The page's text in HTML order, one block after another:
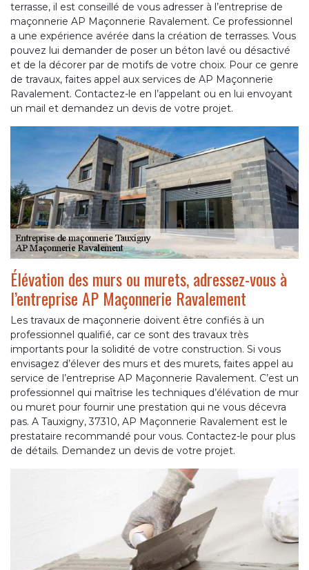
terrasse, il est conseillé de vous adresser à l’entreprise de
maçonnerie AP Maçonnerie Ravalement. Ce professionnel
a une expérience avérée dans la création de terrasses. Vous
pouvez lui demander de poser un béton lavé ou désactivé
et de la décorer par de motifs de votre choix. Pour ce genre
de travaux, faites appel aux services de AP Maçonnerie
Ravalement. Contactez-le en l’appelant ou en lui envoyant
un mail et demandez un devis de votre projet.
Élévation des murs ou murets, adressez-vous à
l’entreprise AP Maçonnerie Ravalement
Les travaux de maçonnerie doivent être confiés à un
professionnel qualifié, car ce sont des travaux très
importants pour la solidité de votre construction. Si vous
envisagez d’élever des murs et des murets, faites appel au
service de l’entreprise AP Maçonnerie Ravalement. C’est un
professionnel qui maîtrise les techniques d’élévation de mur
ou muret pour fournir une prestation qui ne vous décevra
pas. A Tauxigny, 37310, AP Maçonnerie Ravalement est le
prestataire recommandé pour vous. Contactez-le pour plus
de détails. Demandez un devis de votre projet.